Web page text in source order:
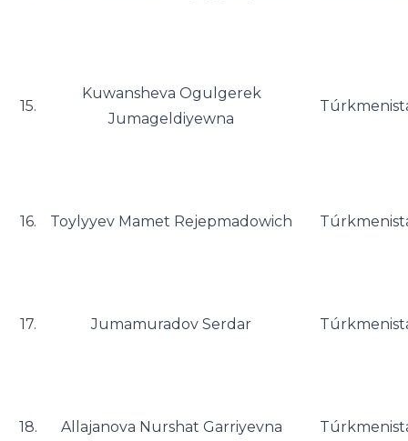
15.
Kuwansheva Ogulgerek
Jumageldiyewna
16. Toylyyev Mamet Rejepmadowich
17. Jumamuradov Serdar
18. Allajanova Nurshat Garriyevna